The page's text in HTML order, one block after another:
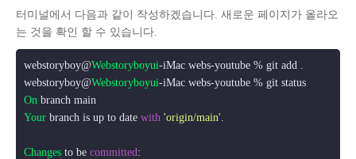
터미널에서 다음과 같이 작성하겠습니다. 새로운 페이지가 올라오
는 것을 확인 할 수 있습니다.
webstoryboy@Webstoryboyui-iMac webs-youtube % git add .
webstoryboy@Webstoryboyui
On
Your branch is up to date with 'origin/main'
Changes to be committed: